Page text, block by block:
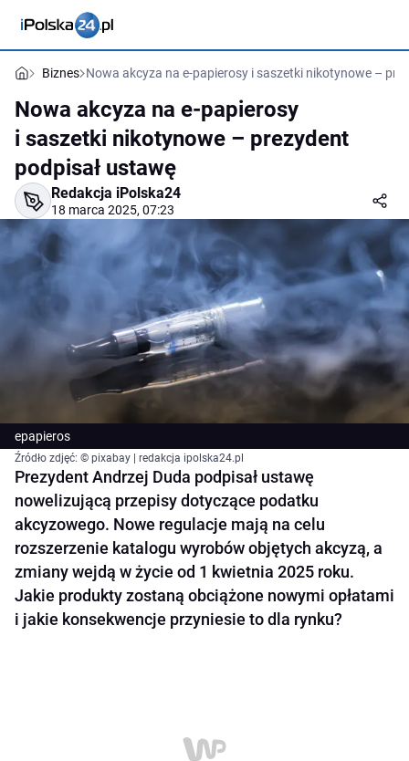
Biznes Nowa akcyza na e-papierosy i saszetki nikotynowe –
Nowa akcyza na e-papierosy
i saszetki nikotynowe – prezydent
podpisał ustawę
Redakcja iPolska24
18 marca 2025, 07:23
epapieros
Źródło zdjęć: © pixabay | redakcja ipolska24.pl
Prezydent Andrzej Duda podpisał ustawę
nowelizującą przepisy dotyczące podatku
akcyzowego. Nowe regulacje mają na celu
rozszerzenie katalogu wyrobów objętych akcyzą, a
zmiany wejdą w życie od 1 kwietnia 2025 roku.
Jakie produkty zostaną obciążone nowymi opłatami
i jakie konsekwencje przyniesie to dla rynku?